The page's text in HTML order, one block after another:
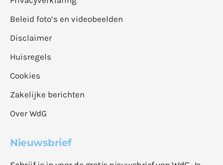
Beleid foto’s en videobeelden
Disclaimer
Huisregels
Cookies
Zakelijke berichten
Over WdG
Nieuwsbrief